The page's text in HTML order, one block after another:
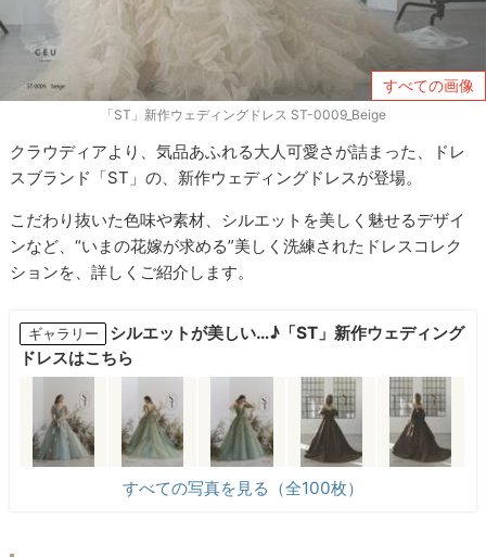
すべての画像
「ST」新作ウェディングドレス ST-0009_Beige
クラウディアより、気品あふれる大人可愛さが詰まった、ドレ
スブランド「ST」の、新作ウェディングドレスが登場。
こだわり抜いた色味や素材、シルエットを美しく魅せるデザイ
ンなど、“いまの花嫁が求める”美しく洗練されたドレスコレク
ションを、詳しくご紹介します。
ギャラリー
シルエットが美しい…♪「ST」新作ウェディング
ドレスはこちら
すべての写真を見る（全100枚）